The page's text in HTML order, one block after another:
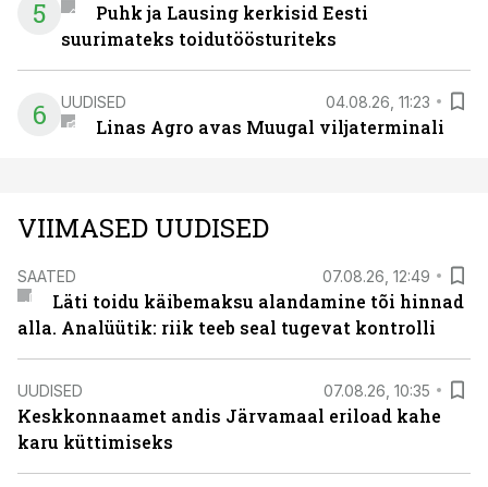
5
Puhk ja Lausing kerkisid Eesti
suurimateks toidutöösturiteks
6 UUDISED 04.08.26, 11:23
Linas Agro avas Muugal viljaterminali
VIIMASED UUDISED
SAATED 07.08.26, 12:49
Läti toidu käibemaksu alandamine tõi hinnad
alla. Analüütik: riik teeb seal tugevat kontrolli
UUDISED 07.08.26, 10:35
Keskkonnaamet andis Järvamaal eriload kahe
karu küttimiseks